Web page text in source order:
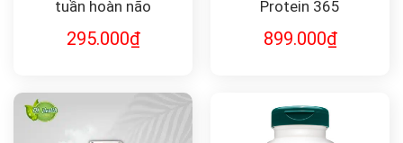
tuần hoàn não
295.000₫
Protein 365
899.000₫